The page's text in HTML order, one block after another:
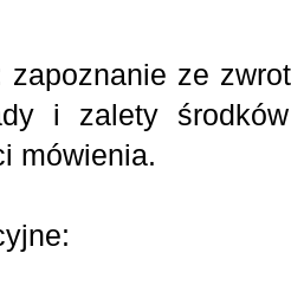
zapoznanie ze
i zalety
mówienia.